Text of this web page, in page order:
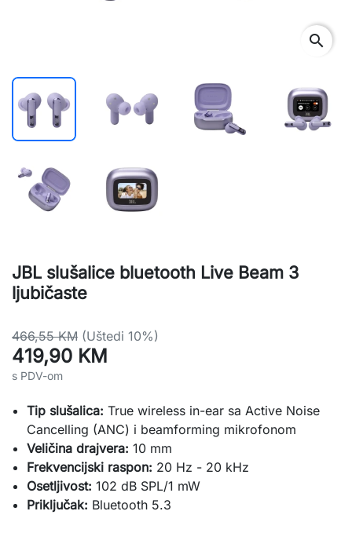
search
JBL slušalice bluetooth Live Beam 3
ljubičaste
466,55 KM (Uštedi 10%)
419,90 KM
s PDV-om
Tip slušalica: True wireless in-ear sa Active Noise
Cancelling (ANC) i beamforming mikrofonom
Veličina drajvera: 10 mm
Frekvencijski raspon: 20 Hz - 20 kHz
Osetljivost: 102 dB SPL/1 mW
Priključak: Bluetooth 5.3